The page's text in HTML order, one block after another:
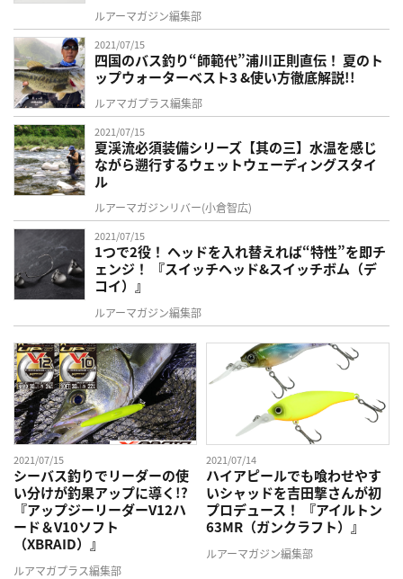
ルアーマガジン編集部
2021/07/15
四国のバス釣り“師範代”浦川正則直伝！ 夏のト
ップウォーターベスト3 &使い方徹底解説!!
ルアマガプラス編集部
2021/07/15
夏渓流必須装備シリーズ【其の三】水温を感じ
ながら遡行するウェットウェーディングスタイ
ル
ルアーマガジンリバー(小倉智広)
2021/07/15
1つで2役！ ヘッドを入れ替えれば“特性”を即チ
ェンジ！ 『スイッチヘッド&スイッチボム（デ
コイ）』
ルアーマガジン編集部
2021/07/15
シーバス釣りでリーダーの使
い分けが釣果アップに導く!?
『アップジーリーダーV12ハ
ード＆V10ソフト
（XBRAID）』
ルアマガプラス編集部
2021/07/14
ハイアピールでも喰わせやす
いシャッドを吉田撃さんが初
プロデュース！ 『アイルトン
63MR（ガンクラフト）』
ルアーマガジン編集部